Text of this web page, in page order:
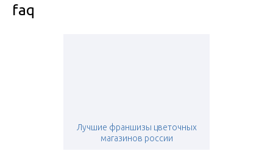
faq
Лучшие франшизы цветочных
магазинов россии